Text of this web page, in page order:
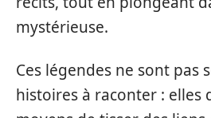
mystérieuse.
Ces légendes ne sont pas
histoires à raconter : elles